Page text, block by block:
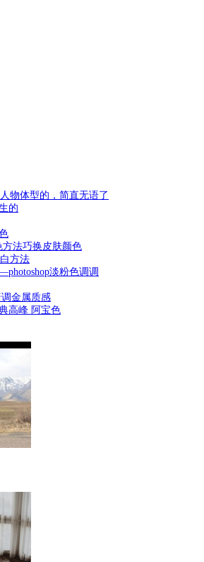
物体型的，简直无语了
的
方法巧换皮肤颜色
方法
淡粉色调调
金属质感
高峰 阿宝色